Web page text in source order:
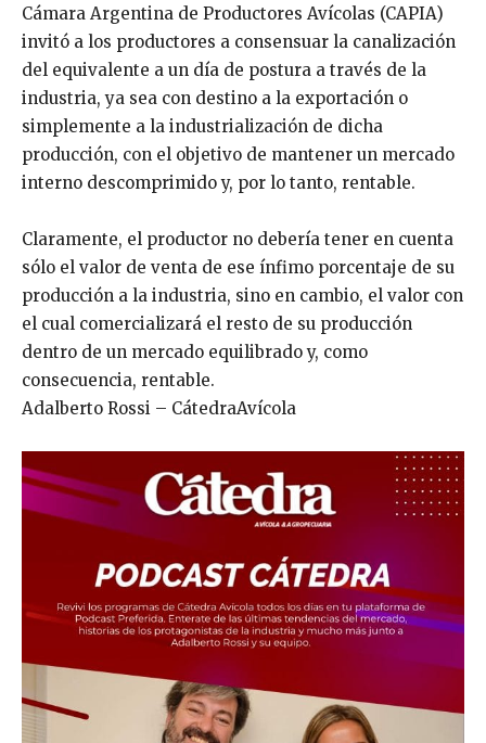
Cámara Argentina de Productores Avícolas (CAPIA)
invitó a los productores a consensuar la canalización
del equivalente a un día de postura a través de la
industria, ya sea con destino a la exportación o
simplemente a la industrialización de dicha
producción, con el objetivo de mantener un mercado
interno descomprimido y, por lo tanto, rentable.
Claramente, el productor no debería tener en cuenta
sólo el valor de venta de ese ínfimo porcentaje de su
producción a la industria, sino en cambio, el valor con
el cual comercializará el resto de su producción
dentro de un mercado equilibrado y, como
consecuencia, rentable.
Adalberto Rossi – CátedraAvícola